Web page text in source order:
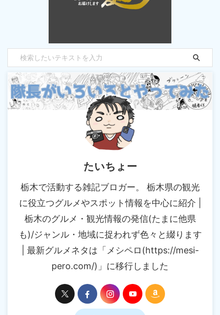
たいちょー
栃木で活動する雑記ブロガー。 栃木県の観光
に役立つグルメやスポット情報を中心に紹介 |
栃木のグルメ・観光情報の発信(たまに他県
も)/ジャンル・地域に捉われず色々と綴ります
| 最新グルメネタは「メシペロ(https://mesi-
pero.com/)」に移行しました